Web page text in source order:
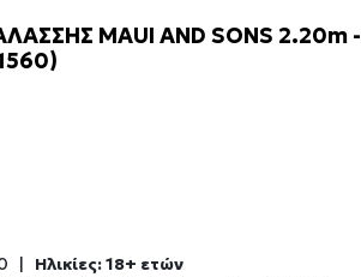
MAUI AND SONS 2.20m -
|
Ηλικίες: 18+ ετών